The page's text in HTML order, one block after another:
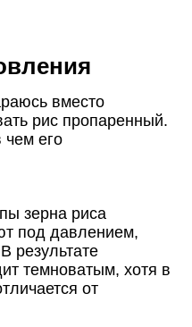
вместо
рис пропаренный.
чем его
зерна риса
под давлением,
результате
темноватым, хотя в
от